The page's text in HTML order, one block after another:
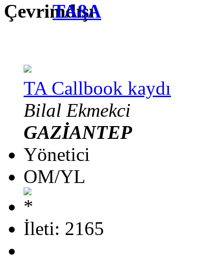
TA8A
TA Callbook kaydı
Bilal Ekmekci
GAZİANTEP
Yönetici
OM/YL
İleti: 2165